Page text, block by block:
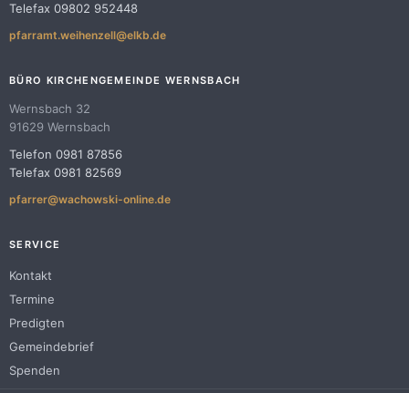
Telefax 09802 952448
pfarramt.weihenzell@elkb.de
BÜRO KIRCHENGEMEINDE WERNSBACH
Wernsbach 32
91629 Wernsbach
Telefon 0981 87856
Telefax 0981 82569
pfarrer@wachowski-online.de
SERVICE
Kontakt
Termine
Predigten
Gemeindebrief
Spenden